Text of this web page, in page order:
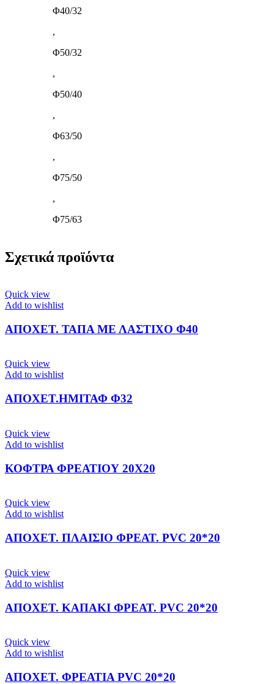
Φ40/32
,
Φ50/32
,
Φ50/40
,
Φ63/50
,
Φ75/50
,
Φ75/63
Σχετικά προϊόντα
Quick view
Add to wishlist
ΑΠΟΧΕΤ. ΤΑΠΑ ΜΕ ΛΑΣΤΙΧΟ Φ40
Quick view
Add to wishlist
ΑΠΟΧΕΤ.ΗΜΙΤΑΦ Φ32
Quick view
Add to wishlist
ΚΟΦΤΡΑ ΦΡΕΑΤΙΟΥ 20Χ20
Quick view
Add to wishlist
ΑΠΟΧΕΤ. ΠΛΑΙΣΙΟ ΦΡΕΑΤ. PVC 20*20
Quick view
Add to wishlist
ΑΠΟΧΕΤ. ΚΑΠΑΚΙ ΦΡΕΑΤ. PVC 20*20
Quick view
Add to wishlist
ΑΠΟΧΕΤ. ΦΡΕΑΤΙΑ PVC 20*20